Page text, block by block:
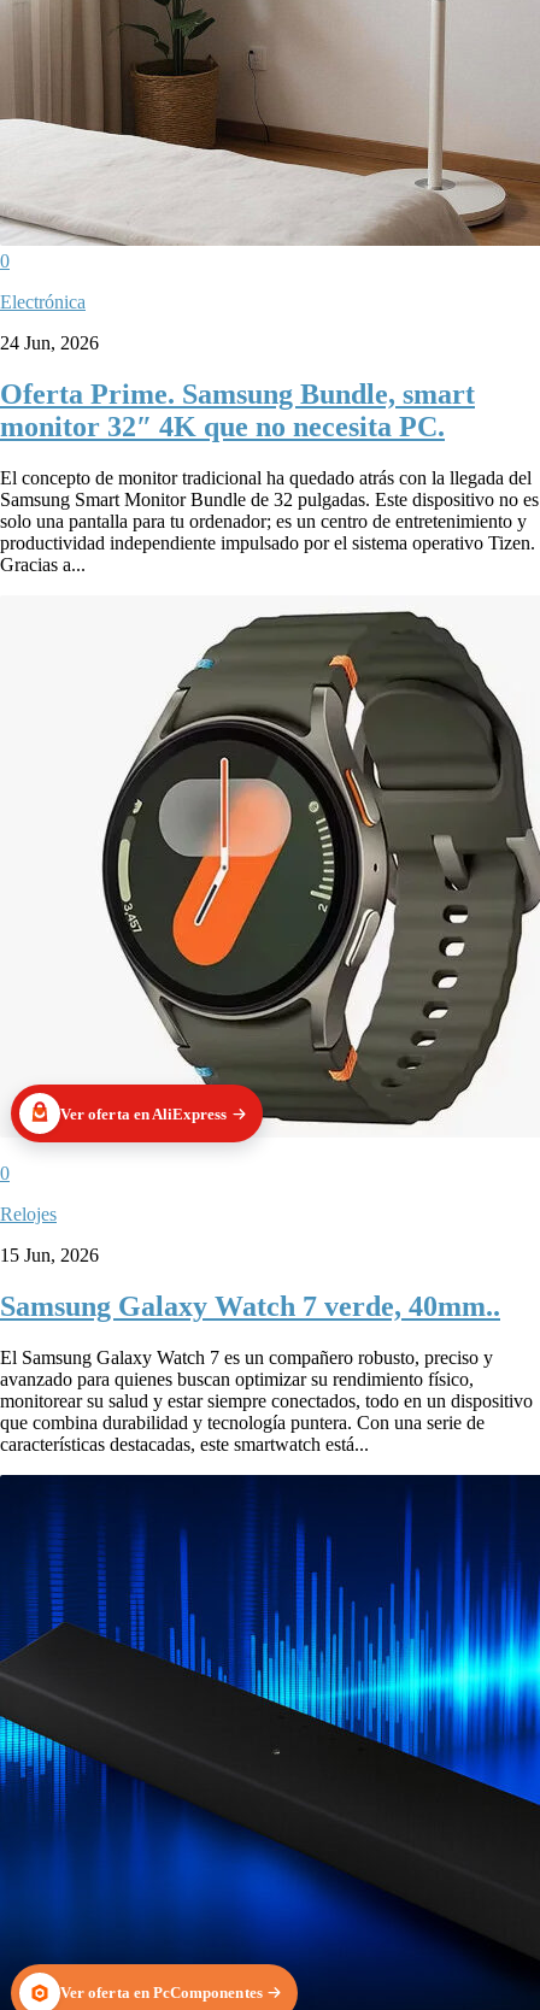
0
Electrónica
24 Jun, 2026
Oferta Prime. Samsung Bundle, smart
monitor 32″ 4K que no necesita PC.
El concepto de monitor tradicional ha quedado atrás con la llegada del
Samsung Smart Monitor Bundle de 32 pulgadas. Este dispositivo no es
solo una pantalla para tu ordenador; es un centro de entretenimiento y
productividad independiente impulsado por el sistema operativo Tizen.
Gracias a...
Ver oferta en AliExpress
0
Relojes
15 Jun, 2026
Samsung Galaxy Watch 7 verde, 40mm..
El Samsung Galaxy Watch 7 es un compañero robusto, preciso y
avanzado para quienes buscan optimizar su rendimiento físico,
monitorear su salud y estar siempre conectados, todo en un dispositivo
que combina durabilidad y tecnología puntera. Con una serie de
características destacadas, este smartwatch está...
Ver oferta en PcComponentes